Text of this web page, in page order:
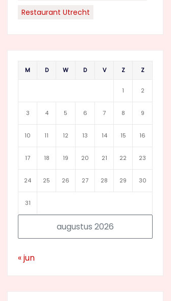
Restaurant Utrecht
augustus 2026
M D W D V Z Z
1 2
3 4 5 6 7 8 9
10 11 12 13 14 15 16
17 18 19 20 21 22 23
24 25 26 27 28 29 30
31
« jun